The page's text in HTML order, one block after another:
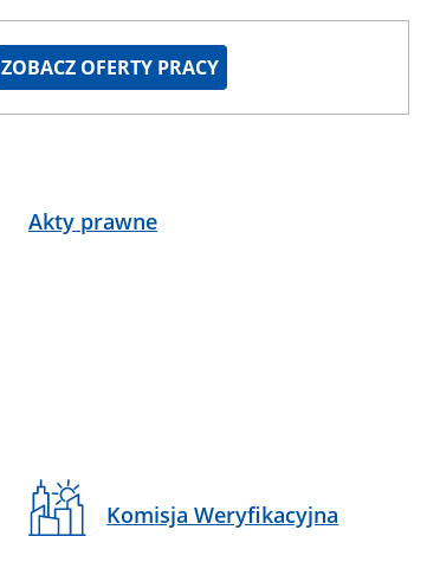
ZOBACZ OFERTY PRACY
Akty prawne
Komisja Weryfikacyjna